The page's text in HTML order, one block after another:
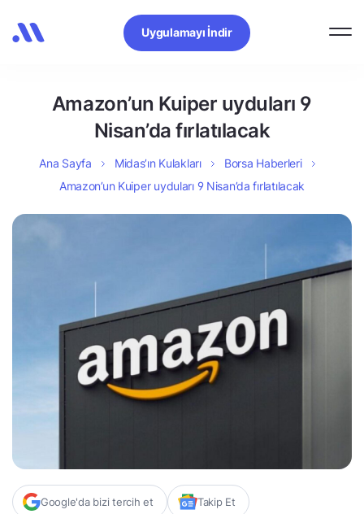
Uygulamayı İndir
Amazon’un Kuiper uyduları 9
Nisan’da fırlatılacak
Ana Sayfa Midas’ın Kulakları
Borsa Haberleri
Amazon’un Kuiper uyduları 9 Nisan’da fırlatılacak
Google'da bizi tercih et Takip Et